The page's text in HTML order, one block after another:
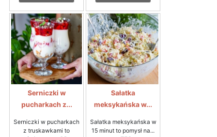
Serniczki w
pucharkach z...
Serniczki w pucharkach
z truskawkami to
Sałatka
meksykańska w...
Sałatka meksykańska w
15 minut to pomysł na...